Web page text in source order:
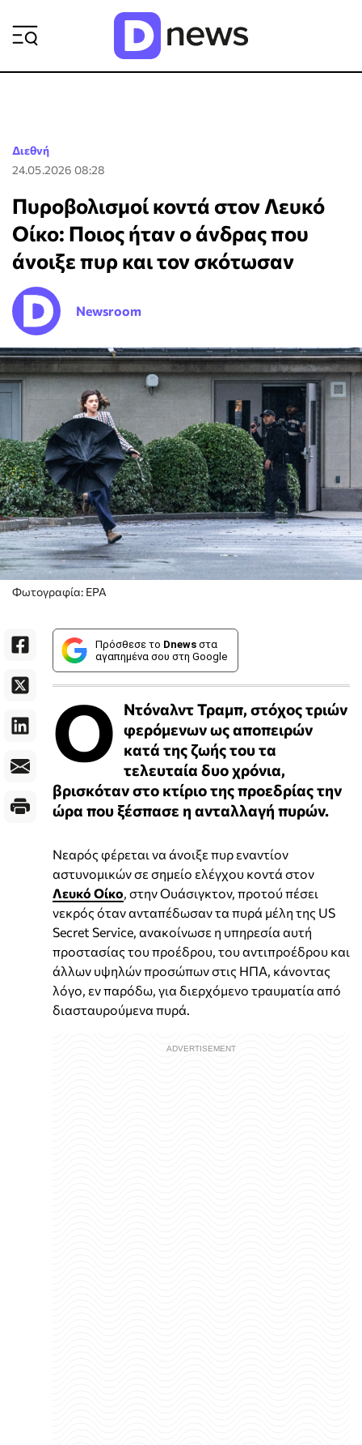
Διεθνή
24.05.2026 08:28
Πυροβολισμοί κοντά στον Λευκό
Οίκο: Ποιος ήταν ο άνδρας που
άνοιξε πυρ και τον σκότωσαν
Newsroom
Φωτογραφία: ΕΡΑ
Πρόσθεσε το Dnews στα
αγαπημένα σου στη Google
Ο Ντόναλντ Τραμπ, στόχος τριών
φερόμενων ως αποπειρών
κατά της ζωής του τα
τελευταία δυο χρόνια,
βρισκόταν στο κτίριο της προεδρίας την
ώρα που ξέσπασε η ανταλλαγή πυρών.
Νεαρός φέρεται να άνοιξε πυρ εναντίον
αστυνομικών σε σημείο ελέγχου κοντά στον
Λευκό Οίκο , στην Ουάσιγκτον, προτού πέσει
νεκρός όταν ανταπέδωσαν τα πυρά μέλη της US
Secret Service, ανακοίνωσε η υπηρεσία αυτή
προστασίας του προέδρου, του αντιπροέδρου και
άλλων υψηλών προσώπων στις ΗΠΑ, κάνοντας
λόγο, εν παρόδω, για διερχόμενο τραυματία από
διασταυρούμενα πυρά.